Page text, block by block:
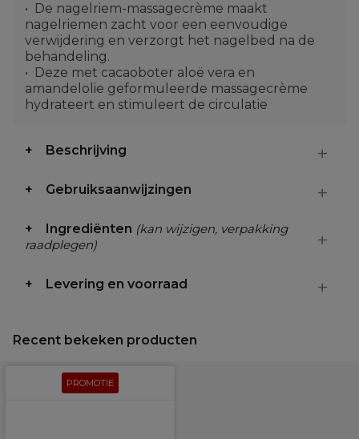
De nagelriem-massagecrème maakt
nagelriemen zacht voor een eenvoudige
verwijdering en verzorgt het nagelbed na de
behandeling.
Deze met cacaoboter aloë vera en
amandelolie geformuleerde massagecrème
hydrateert en stimuleert de circulatie
Beschrijving
Gebruiksaanwijzingen
Ingrediënten (kan wijzigen, verpakking
raadplegen)
Levering en voorraad
Recent bekeken producten
PROMOTIE